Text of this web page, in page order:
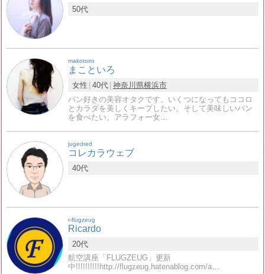
50代
makotoiro
まこといろ
女性 40代 神奈川県横浜市
パン好きの美容オタクです。いくつになってもココロ
とカラダを美しくキープしたい。そして美味しいパン
を食べたい。アラフォー女…
jugedred
コレカラウェブ
40代
r-flugzeug
Ricardo
20代
航空講座「FLUGZEUG」更新
中!!!!!!!!!!http://flugzeug.hatenablog.com/a…